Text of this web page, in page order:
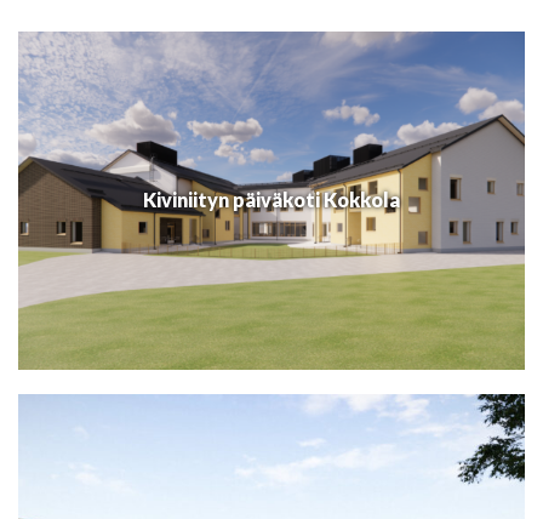
Kiviniityn päiväkoti Kokkola